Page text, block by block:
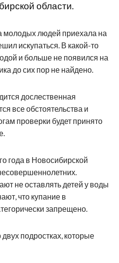
области.
молодых людей приехала на
искупаться. В какой-то
и больше не появился на
до сих пор не найдено.
дослественная
все обстоятельства и
проверки будет принято
года в Новосибирской
не оставлять детей у воды
что купание в
запрещено.
подростках, которые